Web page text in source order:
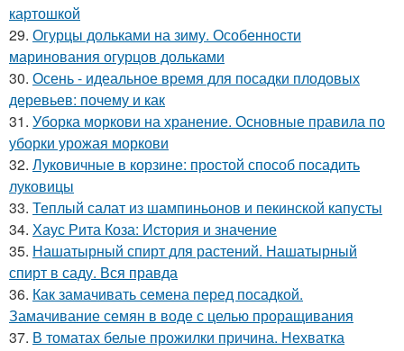
картошкой
29. Огурцы дольками на зиму. Особенности
маринования огурцов дольками
30. Осень - идеальное время для посадки плодовых
деревьев: почему и как
31. Уборка моркови на хранение. Основные правила по
уборки урожая моркови
32. Луковичные в корзине: простой способ посадить
луковицы
33. Теплый салат из шампиньонов и пекинской капусты
34. Хаус Рита Коза: История и значение
35. Нашатырный спирт для растений. Нашатырный
спирт в саду. Вся правда
36. Как замачивать семена перед посадкой.
Замачивание семян в воде с целью проращивания
37. В томатах белые прожилки причина. Нехватка